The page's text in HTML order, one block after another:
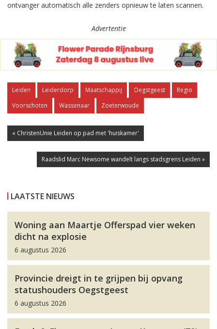
ontvanger automatisch alle zenders opnieuw te laten scannen.
Advertentie
Leiden Leiderdorp Maatschappij Oegstgeest
Regio
Voorschoten
Wassenaar Zoeterwoude
« ChristenUnie Leiden op pad met 'huiskamer'
Raadslid Marc Newsome wandelt langs stadsgrens Leiden »
LAATSTE NIEUWS
Woning aan Maartje Offerspad vier weken
dicht na explosie
6 augustus 2026
Provincie dreigt in te grijpen bij opvang
statushouders Oegstgeest
6 augustus 2026